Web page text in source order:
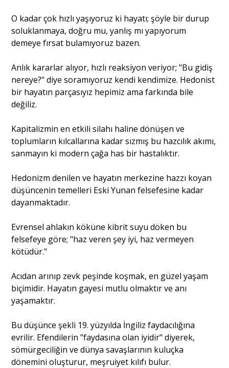
Sağlık
O kadar çok hızlı yaşıyoruz ki hayatı; şöyle bir durup
soluklanmaya, doğru mu, yanlış mı yapıyorum
demeye fırsat bulamıyoruz bazen.
Anlık kararlar alıyor, hızlı reaksiyon veriyor; "Bu gidiş
nereye?" diye soramıyoruz kendi kendimize. Hedonist
bir hayatın parçasıyız hepimiz ama farkında bile
değiliz.
Kapitalizmin en etkili silahı haline dönüşen ve
toplumların kılcallarına kadar sızmış bu hazcılık akımı,
sanmayın ki modern çağa has bir hastalıktır.
Hedonizm denilen ve hayatın merkezine hazzı koyan
düşüncenin temelleri Eski Yunan felsefesine kadar
dayanmaktadır.
Evrensel ahlakın köküne kibrit suyu döken bu
felsefeye göre; "haz veren şey iyi, haz vermeyen
kötüdür."
Acıdan arınıp zevk peşinde koşmak, en güzel yaşam
biçimidir. Hayatın gayesi mutlu olmaktır ve anı
yaşamaktır.
Bu düşünce şekli 19. yüzyılda İngiliz faydacılığına
evrilir. Efendilerin "faydasına olan iyidir" diyerek,
sömürgeciliğin ve dünya savaşlarının kuluçka
dönemini oluşturur, meşruiyet kılıfı bulur.